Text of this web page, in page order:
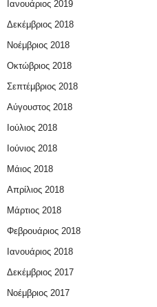
Ιανουάριος 2019
Δεκέμβριος 2018
Νοέμβριος 2018
Οκτώβριος 2018
Σεπτέμβριος 2018
Αύγουστος 2018
Ιούλιος 2018
Ιούνιος 2018
Μάιος 2018
Απρίλιος 2018
Μάρτιος 2018
Φεβρουάριος 2018
Ιανουάριος 2018
Δεκέμβριος 2017
Νοέμβριος 2017